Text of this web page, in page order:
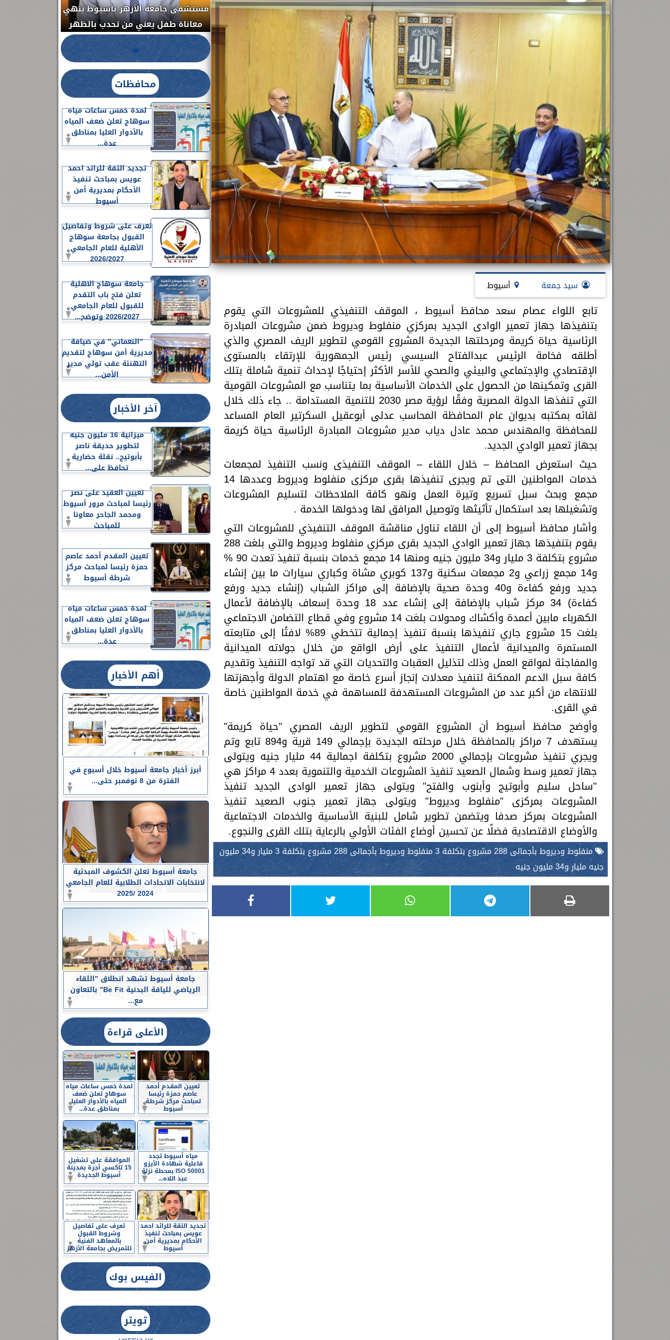
سيد جمعة أسيوط
تابع اللواء عصام سعد محافظ أسيوط ، الموقف التنفيذي للمشروعات التي يقوم
بتنفيذها جهاز تعمير الوادى الجديد بمركزي منفلوط وديروط ضمن مشروعات المبادرة
الرئاسية حياة كريمة ومرحلتها الجديدة المشروع القومي لتطوير الريف المصري والذي
أطلقه فخامة الرئيس عبدالفتاح السيسي رئيس الجمهورية للإرتقاء بالمستوى
الإقتصادي والإجتماعي والبيئي والصحي للأسر الأكثر إحتياجًا لإحداث تنمية شاملة بتلك
القرى وتمكينها من الحصول على الخدمات الأساسية بما يتناسب مع المشروعات القومية
التي تنفذها الدولة المصرية وفقًا لرؤية مصر 2030 للتنمية المستدامة .. جاء ذلك خلال
لقائه بمكتبه بديوان عام المحافظة المحاسب عدلى أبوعقيل السكرتير العام المساعد
للمحافظة والمهندس محمد عادل دياب مدير مشروعات المبادرة الرئاسية حياة كريمة
بجهاز تعمير الوادي الجديد.
حيث استعرض المحافظ – خلال اللقاء – الموقف التنفيذى ونسب التنفيذ لمجمعات
خدمات المواطنين التى تم ويجرى تنفيذها بقرى مركزى منفلوط وديروط وعددها 14
مجمع وبحث سبل تسريع وتيرة العمل ونهو كافة الملاحظات لتسليم المشروعات
وتشغيلها بعد استكمال تأثيثها وتوصيل المرافق لها ودخولها الخدمة .
وأشار محافظ أسيوط إلى أن اللقاء تناول مناقشة الموقف التنفيذي للمشروعات التي
يقوم بتنفيذها جهاز تعمير الوادي الجديد بقرى مركزي منفلوط وديروط والتي بلغت 288
مشروع بتكلفة 3 مليار و34 مليون جنيه ومنها 14 مجمع خدمات بنسبة تنفيذ تعدت 90 %
و14 مجمع زراعي و2 مجمعات سكنية و137 كوبري مشاة وكباري سيارات ما بين إنشاء
جديد ورفع كفاءة و40 وحدة صحية بالإضافة إلى مراكز الشباب (إنشاء جديد ورفع
كفاءة) 34 مركز شباب بالإضافة إلى إنشاء عدد 18 وحدة إسعاف بالإضافة لأعمال
الكهرباء مابين أعمدة وأكشاك ومحولات بلغت 14 مشروع وفي قطاع التضامن الاجتماعي
بلغت 15 مشروع جاري تنفيذها بنسبة تنفيذ إجمالية تتخطي 89% لافتًا إلى متابعته
المستمرة والميدانية لأعمال التنفيذ على أرض الواقع من خلال جولاته الميدانية
والمفاجئة لمواقع العمل وذلك لتذليل العقبات والتحديات التي قد تواجه التنفيذ وتقديم
كافة سبل الدعم الممكنة لتنفيذ معدلات إنجاز أسرع خاصة مع اهتمام الدولة وأجهزتها
للانتهاء من أكبر عدد من المشروعات المستهدفة للمساهمة في خدمة المواطنين خاصة
في القرى.
وأوضح محافظ أسيوط أن المشروع القومي لتطوير الريف المصري "حياة كريمة"
يستهدف 7 مراكز بالمحافظة خلال مرحلته الجديدة بإجمالي 149 قرية و894 تابع وتم
ويجري تنفيذ مشروعات بإجمالي 2000 مشروع بتكلفة اجمالية 44 مليار جنيه ويتولى
جهاز تعمير وسط وشمال الصعيد تنفيذ المشروعات الخدمية والتنموية بعدد 4 مراكز هي
"ساحل سليم وأبوتيج وأبنوب والفتح" ويتولى جهاز تعمير الوادى الجديد تنفيذ
المشروعات بمركزى "منفلوط وديروط" ويتولى جهاز تعمير جنوب الصعيد تنفيذ
المشروعات بمركز صدفا ويتضمن تطوير شامل للبنية الأساسية والخدمات الاجتماعية
والأوضاع الاقتصادية فضلًا عن تحسين أوضاع الفئات الأولي بالرعاية بتلك القرى والنجوع.
منفلوط وديروط بأجمالى 288 مشروع بتكلفة 3 منفلوط وديروط بأجمالى 288 مشروع بتكلفة 3 مليار و34 مليون
جنيه مليار و34 مليون جنيه
مستشفى جامعة الأزهر بأسيوط ينهي
معاناة طفل يعني من تحدب بالظهر
الدواء المصرية يشن حملة رقابية مكبرة
لضبط المنشآت الطبية المخالفة.....
والحنجرة ينجح في استئصال ورم خبيث
من... جديد بمستشفيات الجامعة... ...
محافظات
لمدة خمس ساعات مياه
سوهاج تعلن ضعف المياه
بالأدوار العليا بمناطق
عدة...
تجديد الثقة للرائد احمد
عويس بمباحث تنفيذ
الأحكام بمديرية أمن
أسيوط
تعرف على شروط وتفاصيل
القبول بجامعة سوهاج
الأهلية للعام الجامعي
2026/2027
جامعة سوهاج الأهلية
تعلن فتح باب التقدم
للقبول للعام الجامعي
2026/2027 وتوضح...
”النعماني” في ضيافة
مديرية أمن سوهاج لتقديم
التهنئة عقب تولي مدير
الأمن...
آخر الأخبار
ميزانية 16 مليون جنيه
لتطوير حديقة ناصر
بأبوتيج.. نقلة حضارية
تحافظ على...
تعيين العقيد على نصر
رئيسا لمباحث مرور أسيوط
ومحمد الجاحر معاونا
للمباحث
تعيين المقدم أحمد عاصم
حمزة رئيسا لمباحث مركز
شرطة أسيوط
لمدة خمس ساعات مياه
سوهاج تعلن ضعف المياه
بالأدوار العليا بمناطق
عدة...
أهم الأخبار
أبرز أخبار جامعة أسيوط خلال أسبوع في
الفترة من 8 نوفمبر حتى...
جامعة أسيوط تعلن الكشوف المبدئية
لانتخابات الاتحادات الطلابية للعام الجامعي
2024 /2025
جامعة أسيوط تشهد انطلاق ”اللقاء
الرياضي للياقة البدنية Be Fit” بالتعاون
مع...
الأعلى قراءة
تعيين المقدم أحمد
عاصم حمزة رئيسا
لمباحث مركز شرطة
أسيوط
لمدة خمس ساعات مياه
سوهاج تعلن ضعف
المياه بالأدوار العليا
بمناطق عدة...
مياه أسيوط تجدد
فاعلية شهادة الأيزو
ISO 50001 بمحطة نزلة
عبد اللاه...
الموافقة على تشغيل
15 تاكسي أجرة بمدينة
أسيوط الجديدة
تجديد الثقة للرائد احمد
عويس بمباحث تنفيذ
الأحكام بمديرية أمن
أسيوط
تعرف على تفاصيل
وشروط القبول
بالمعاهد الفنية
للتمريض بجامعة الأزهر
الفيس بوك
تويتر